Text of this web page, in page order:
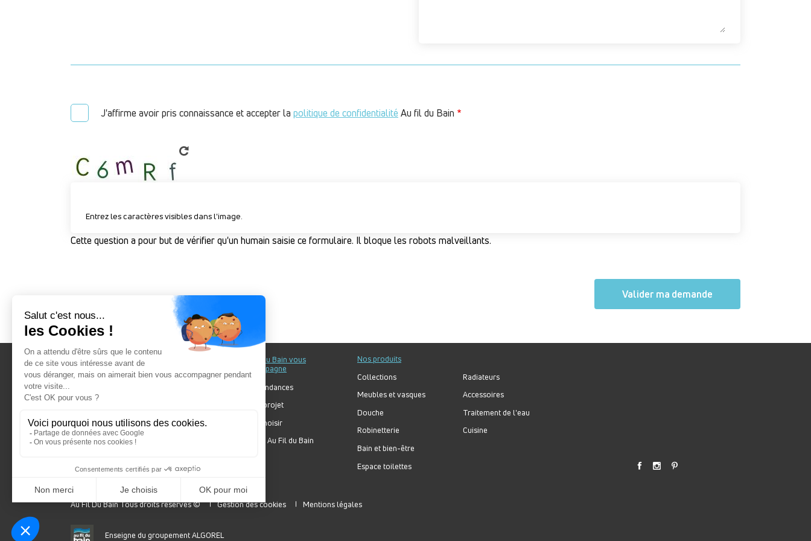
J'affirme avoir pris connaissance et accepter la politique de confidentialitéAu fil du Bain
Entrez les caractères visibles dans l'image.
Cette question a pour but de vérifier qu'un humain saisie ce formulaire. Il bloque les robots malveillants.
Au fil du Bain
Nos showrooms
Nos engagements
Algorel
Au fil du Bain vous
accompagne
Nos tendances
Votre projet
Bien choisir
Forum Au Fil du Bain
Nos produits
Collections
Meubles et vasques
Douche
Robinetterie
Bain et bien-être
Espace toilettes
Radiateurs
Accessoires
Traitement de l'eau
Cuisine
Au Fil Du Bain Tous droits réservés © Gestion des cookies Mentions légales
Enseigne du groupement ALGOREL